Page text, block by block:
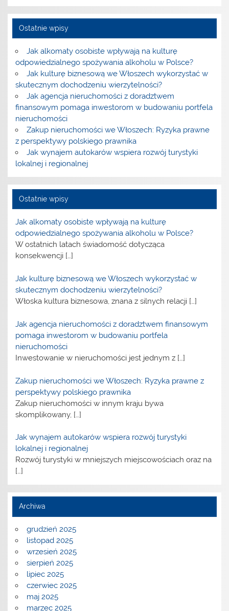
Ostatnie wpisy
Jak alkomaty osobiste wpływają na kulturę
odpowiedzialnego spożywania alkoholu w Polsce?
Jak kulturę biznesową we Włoszech wykorzystać w
skutecznym dochodzeniu wierzytelności?
Jak agencja nieruchomości z doradztwem
finansowym pomaga inwestorom w budowaniu portfela
nieruchomości
Zakup nieruchomości we Włoszech: Ryzyka prawne
z perspektywy polskiego prawnika
Jak wynajem autokarów wspiera rozwój turystyki
lokalnej i regionalnej
Ostatnie wpisy
Jak alkomaty osobiste wpływają na kulturę
odpowiedzialnego spożywania alkoholu w Polsce?
W ostatnich latach świadomość dotycząca
konsekwencji […]
Jak kulturę biznesową we Włoszech wykorzystać w
skutecznym dochodzeniu wierzytelności?
Włoska kultura biznesowa, znana z silnych relacji […]
Jak agencja nieruchomości z doradztwem finansowym
pomaga inwestorom w budowaniu portfela
nieruchomości
Inwestowanie w nieruchomości jest jednym z […]
Zakup nieruchomości we Włoszech: Ryzyka prawne z
perspektywy polskiego prawnika
Zakup nieruchomości w innym kraju bywa
skomplikowany, […]
Jak wynajem autokarów wspiera rozwój turystyki
lokalnej i regionalnej
Rozwój turystyki w mniejszych miejscowościach oraz na
[…]
Archiwa
grudzień 2025
listopad 2025
wrzesień 2025
sierpień 2025
lipiec 2025
czerwiec 2025
maj 2025
marzec 2025